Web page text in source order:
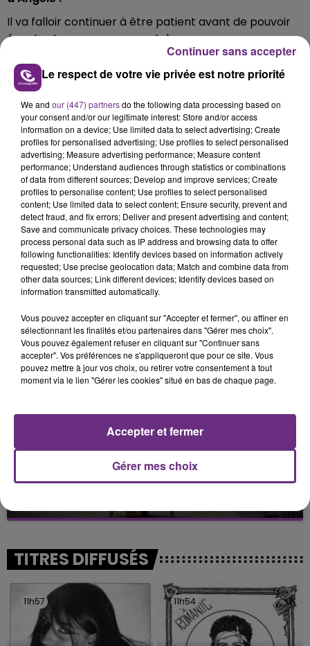
Il va falloir continuer à être patient avant de pouvoir
écouter tous ses nouveaux tubes.
En tout cas, on a super hâte de la voir sur la scène du
Millesium d'Epernay le 6 novembre 2019 !
Et pour info, il reste encore des places
surlemillesium.com.
FIL D'ACTUS
TOUJOURS À L'ARRÊT
Cela fait déjà une semaine que la centrale
nucléaire ardennaise est à l'arrêt. Une situation
justifiée par la sécheresse intense qui est toujours
LE MAGASIN JOUÉCLUB DE REIMS FERME
C'était l'une des institutions du centre-ville
fermer ses portes.
TITRES DIFFUSÉS
11h57
11h57 11h54
11h54
Le respect de votre vie privée est notre priorité
We and our (447) partnersdo the following data processing based on
your consent and/or our legitimate interest: Store and/or access
information on a device; Use limited data to select advertising; Create
profiles for personalised advertising; Use profiles to select personalised
advertising; Measure advertising performance; Measure content
performance; Understand audiences through statistics or combinations
of data from different sources; Develop and improve services; Create
profiles to personalise content; Use profiles to select personalised
content; Use limited data to select content; Ensure security, prevent and
detect fraud, and fix errors; Deliver and present advertising and content;
Save and communicate privacy choices. These technologies may
process personal data such as IP address and browsing data to offer
following functionalities: Identify devices based on information actively
requested; Use precise geolocation data; Match and combine data from
other data sources; Link different devices; Identify devices based on
information transmitted automatically.
Vous pouvez accepter en cliquant sur "Accepter et fermer", ou affiner en
sélectionnant les finalités et/ou partenaires dans "Gérer mes choix".
Vous pouvez également refuser en cliquant sur "Continuer sans
accepter". Vos préférences ne s'appliqueront que pour ce site. Vous
pouvez mettre à jour vos choix, ou retirer votre consentement à tout
moment via le lien "Gérer les cookies" situé en bas de chaque page.
Gérer mes choix
Accepter et fermer
Continuer sans accepter